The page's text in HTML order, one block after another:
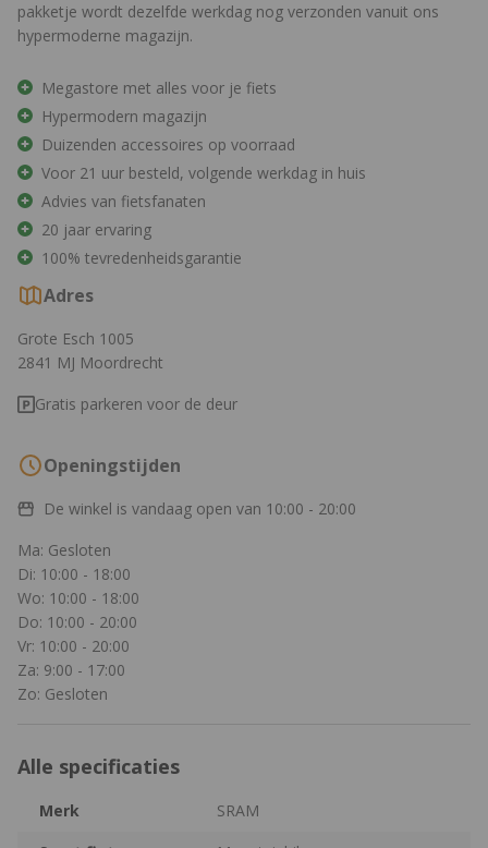
pakketje wordt dezelfde werkdag nog verzonden vanuit ons
hypermoderne magazijn.
Megastore met alles voor je fiets
Hypermodern magazijn
Duizenden accessoires op voorraad
Voor 21 uur besteld, volgende werkdag in huis
Advies van fietsfanaten
20 jaar ervaring
100% tevredenheidsgarantie
Adres
Grote Esch 1005
2841 MJ Moordrecht
Gratis parkeren voor de deur
Openingstijden
De winkel is vandaag open van 10:00 - 20:00
Ma: Gesloten
Di: 10:00 - 18:00
Wo: 10:00 - 18:00
Do: 10:00 - 20:00
Vr: 10:00 - 20:00
Za: 9:00 - 17:00
Zo: Gesloten
Alle specificaties
Merk
SRAM